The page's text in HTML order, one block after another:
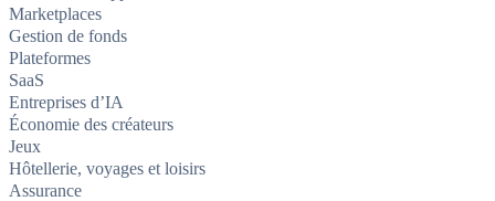
Marketplaces
Gestion de fonds
Plateformes
SaaS
Entreprises d’IA
Économie des créateurs
Jeux
Hôtellerie, voyages et loisirs
Assurance